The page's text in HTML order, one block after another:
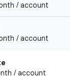
/ account
/ account
/ account